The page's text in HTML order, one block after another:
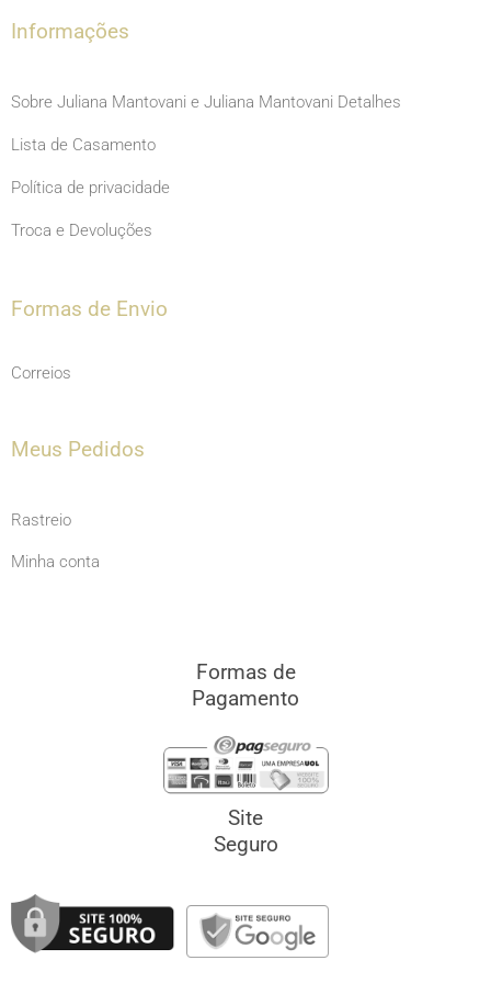
m
Informações
Sobre Juliana Mantovani e Juliana Mantovani Detalhes
Lista de Casamento
Política de privacidade
Troca e Devoluções
Formas de Envio
Correios
Meus Pedidos
Rastreio
Minha conta
Formas de
Pagamento
Site
Seguro